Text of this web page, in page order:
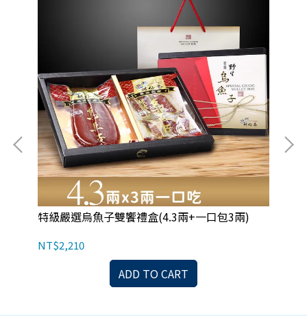
特級嚴選烏魚子雙饗禮盒(4.3兩+一口包3兩)
NT$2,210
ADD TO CART